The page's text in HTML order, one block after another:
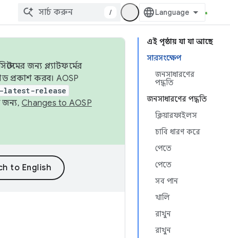
/
এই পৃষ্ঠায় যা যা আছে
সারসংক্ষেপ
জনসাধারণের
পদ্ধতি
জনসাধারণের পদ্ধতি
ক্লিয়ারফাইলস
চাবি ধারণ করে
পেতে
পেতে
সব পান
খালি
রাখুন
রাখুন
জন্য প্ল্যাটফর্মের
প্রকাশ করব। AOSP
latest-release
জন্য, Changes to AOSP